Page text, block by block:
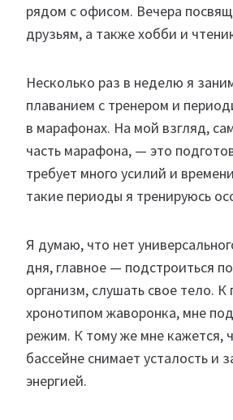
рядом с офисом. Вечера
друзьям, а также хобби и
Несколько раз в неделю я
плаванием с тренером и
в марафонах. На мой взгляд,
часть марафона, — это
требует много усилий и
такие периоды я тренируюсь
Я думаю, что нет
дня, главное — подстроиться
организм, слушать свое тело.
хронотипом жаворонка, мне
режим. К тому же мне кажется,
бассейне снимает усталость и
энергией.